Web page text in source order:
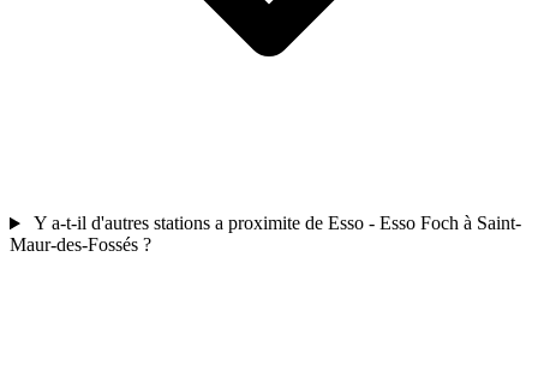
Y a-t-il d'autres stations a proximite de Esso - Esso Foch à Saint-
Maur-des-Fossés ?